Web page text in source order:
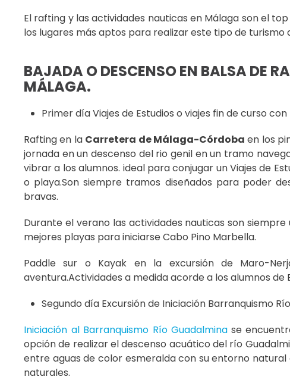
El rafting y las actividades nauticas en Málaga son el
los lugares más aptos para realizar este tipo de turismo
BAJADA O DESCENSO EN BALSA DE
MÁLAGA.
Primer día Viajes de Estudios o viajes fin de curso
Rafting en la Carretera de Málaga-Córdoba en los
jornada en un descenso del rio genil en un tramo
vibrar a los alumnos. ideal para conjugar un Viajes de
o playa.Son siempre tramos diseñados para poder
bravas.
Durante el verano las actividades nauticas son
mejores playas para iniciarse Cabo Pino Marbella.
Paddle sur o Kayak en la excursión de Maro-
aventura.Actividades a medida acorde a los alumnos de
Segundo día Excursión de Iniciación Barranquismo
Iniciación al Barranquismo Río Guadalmina se
opción de realizar el descenso acuático del río
entre aguas de color esmeralda con su entorno
naturales.